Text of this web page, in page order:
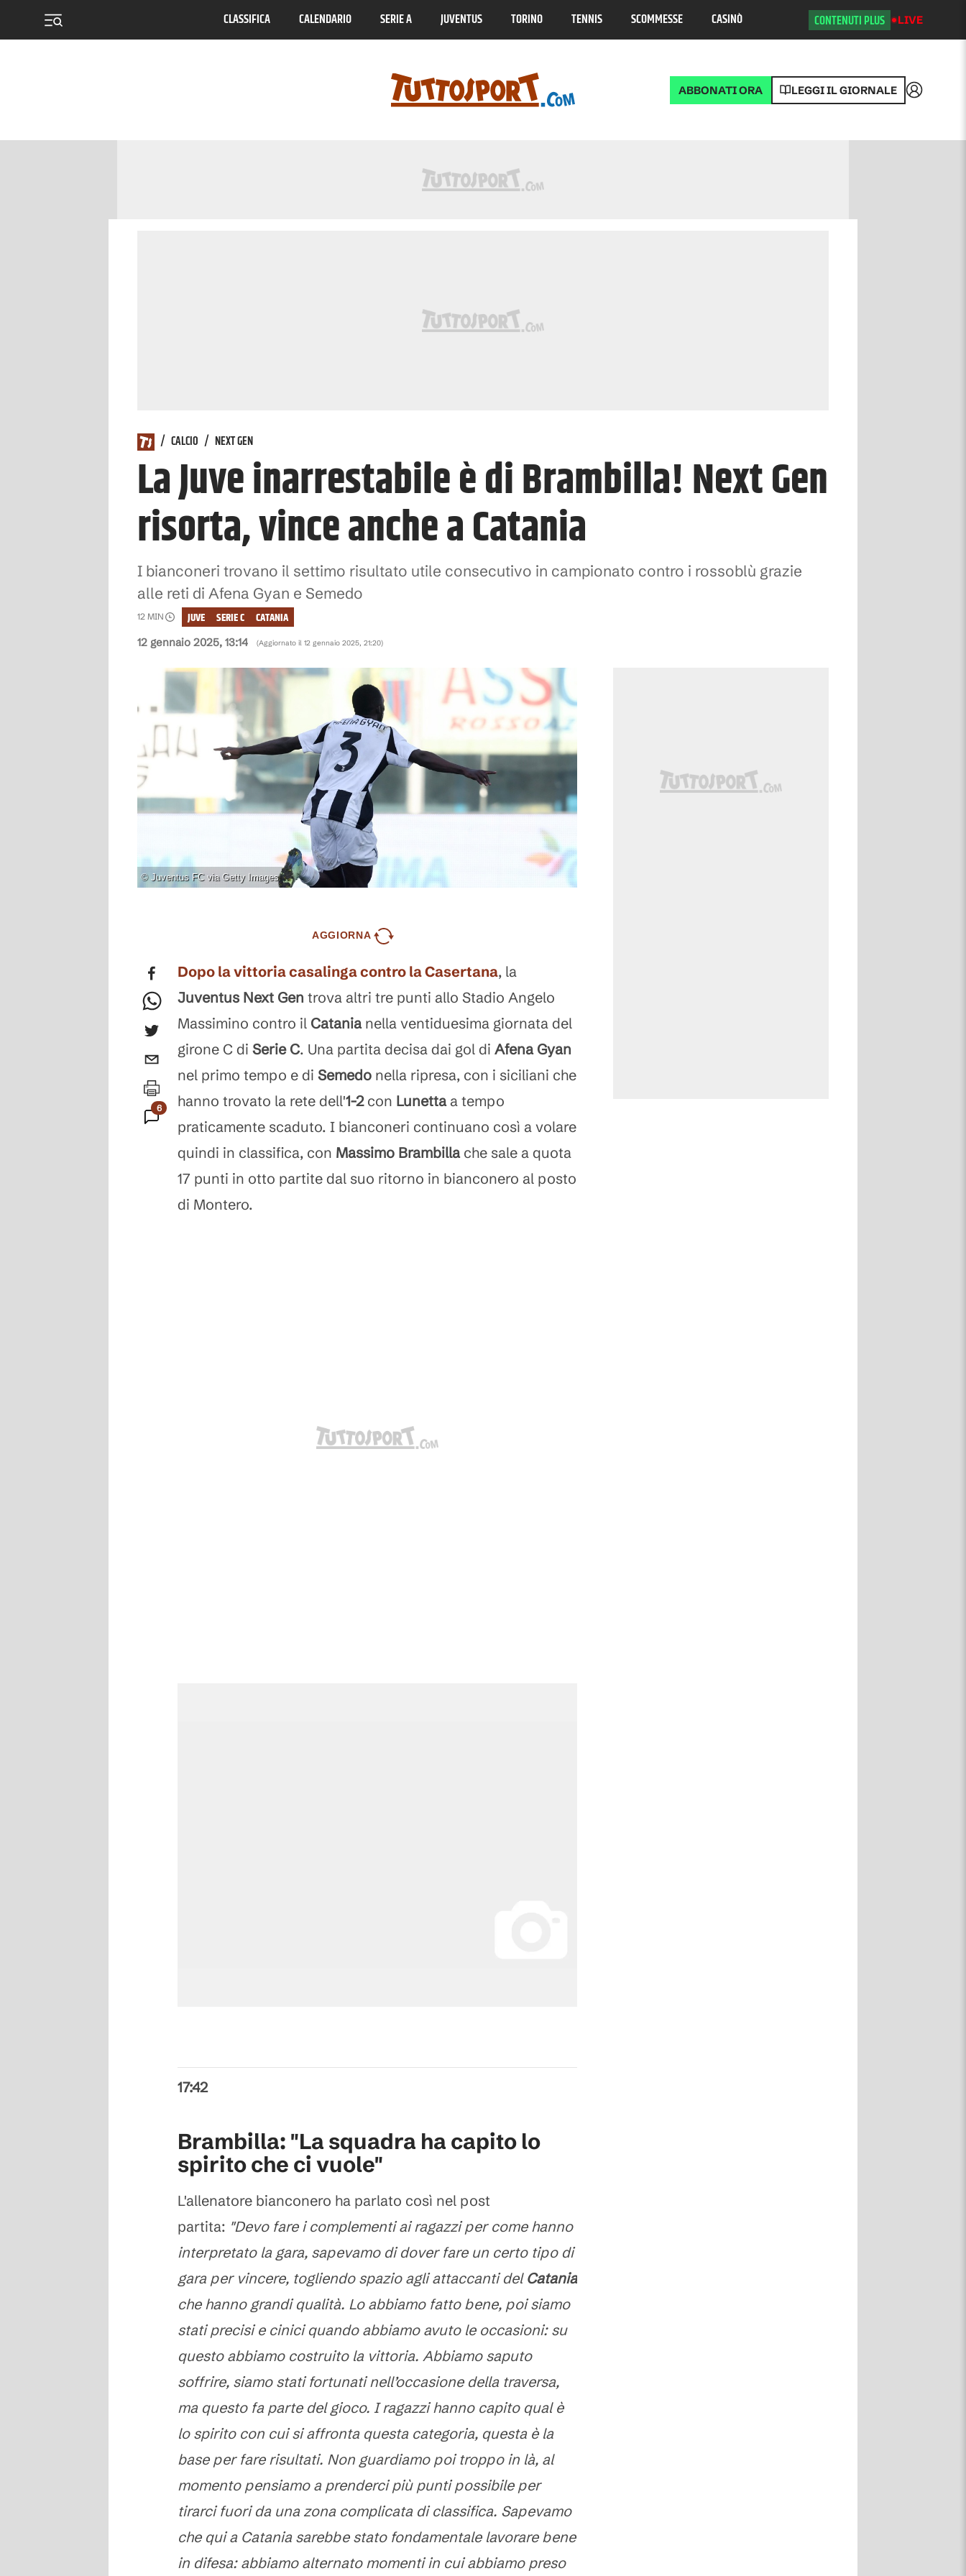
CLASSIFICA CALENDARIO SERIE A JUVENTUS TORINO TENNIS SCOMMESSE CASINÒ CONTENUTI PLUS LIVE
ABBONATI ORA LEGGI IL GIORNALE Accedi
/ CALCIO / NEXT GEN
La Juve inarrestabile è di Brambilla! Next Gen
risorta, vince anche a Catania
I bianconeri trovano il settimo risultato utile consecutivo in campionato contro i rossoblù grazie
alle reti di Afena Gyan e Semedo
12 gennaio 2025, 13:14 (Aggiornato il 12 gennaio 2025, 21:20)
12 MIN CATANIA
SERIE C
JUVE
© Juventus FC via Getty Images
AGGIORNA
6
Commenti
Dopo la vittoria casalinga contro la Casertana, la
Juventus Next Gen trova altri tre punti allo Stadio Angelo
Massimino contro il Catanianella ventiduesima giornata del
girone C di Serie C. Una partita decisa dai gol di Afena Gyan
nel primo tempo e di Semedo nella ripresa, con i siciliani che
hanno trovato la rete dell'1-2con Lunettaa tempo
praticamente scaduto. I bianconeri continuano così a volare
quindi in classifica, con Massimo Brambillache sale a quota
17 punti in otto partite dal suo ritorno in bianconero al posto
di Montero.
17:42
Brambilla: "La squadra ha capito lo
spirito che ci vuole"
L'allenatore bianconero ha parlato così nel post
partita: "Devo fare i complementi ai ragazzi per come hanno
interpretato la gara, sapevamo di dover fare un certo tipo di
gara per vincere, togliendo spazio agli attaccanti del Catania
che hanno grandi qualità. Lo abbiamo fatto bene, poi siamo
stati precisi e cinici quando abbiamo avuto le occasioni: su
questo abbiamo costruito la vittoria. Abbiamo saputo
soffrire, siamo stati fortunati nell’occasione della traversa,
ma questo fa parte del gioco. I ragazzi hanno capito qual è
lo spirito con cui si affronta questa categoria, questa è la
base per fare risultati. Non guardiamo poi troppo in là, al
momento pensiamo a prenderci più punti possibile per
tirarci fuori da una zona complicata di classifica. Sapevamo
che qui a Catania sarebbe stato fondamentale lavorare bene
in difesa: abbiamo alternato momenti in cui abbiamo preso